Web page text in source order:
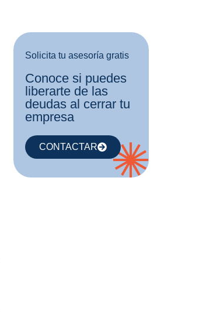
Solicita tu asesoría gratis
Conoce si puedes
liberarte de las
deudas al cerrar tu
empresa
CONTACTAR